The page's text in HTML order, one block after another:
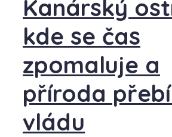
Kanárský
kde se čas
zpomaluje a
příroda
vládu